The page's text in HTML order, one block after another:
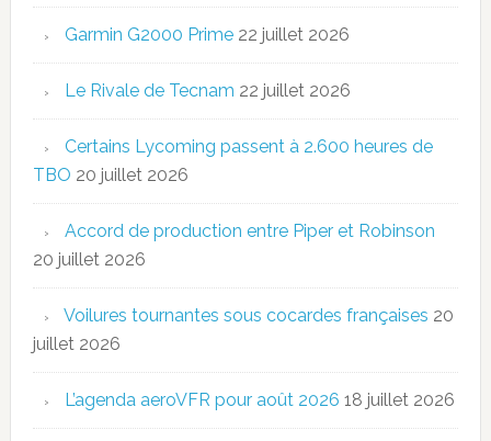
Garmin G2000 Prime 22 juillet 2026
Le Rivale de Tecnam 22 juillet 2026
Certains Lycoming passent à 2.600 heures de
TBO 20 juillet 2026
Accord de production entre Piper et Robinson
20 juillet 2026
Voilures tournantes sous cocardes françaises 20
juillet 2026
L’agenda aeroVFR pour août 2026 18 juillet 2026